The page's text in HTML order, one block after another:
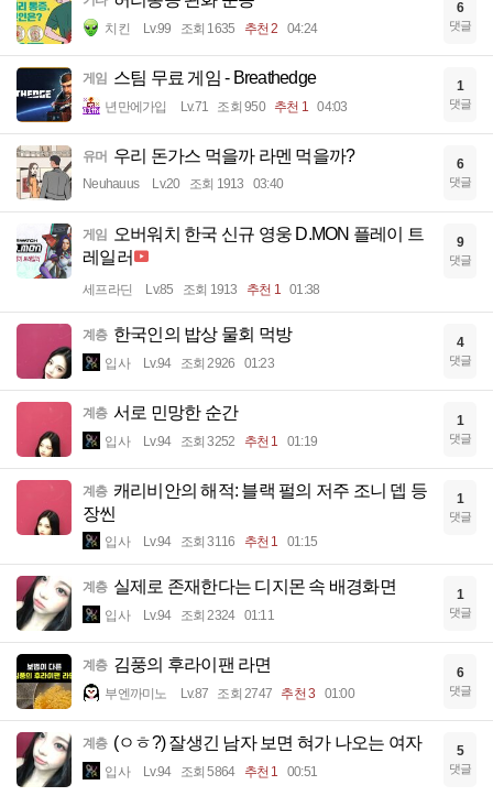
치킨 Lv.99 조회 1635 추천 2 04:24
6
댓글
게임 스팀 무료 게임 - Breathedge
년만에가입 Lv.71 조회 950 추천 1 04:03
1
댓글
유머 우리 돈가스 먹을까 라멘 먹을까?
Neuhauus Lv.20 조회 1913 03:40
6
댓글
게임 오버워치 한국 신규 영웅 D.MON 플레이 트
레일러
세프라딘 Lv.85 조회 1913 추천 1 01:38
9
댓글
계층 한국인의 밥상 물회 먹방
입사 Lv.94 조회 2926 01:23
4
댓글
계층 서로 민망한 순간
입사 Lv.94 조회 3252 추천 1 01:19
1
댓글
계층 캐리비안의 해적: 블랙 펄의 저주 조니 뎁 등
장씬
입사 Lv.94 조회 3116 추천 1 01:15
1
댓글
계층 실제로 존재한다는 디지몬 속 배경화면
입사 Lv.94 조회 2324 01:11
1
댓글
계층 김풍의 후라이팬 라면
부엔까미노 Lv.87 조회 2747 추천 3 01:00
6
댓글
계층 (ㅇㅎ?) 잘생긴 남자 보면 혀가 나오는 여자
입사 Lv.94 조회 5864 추천 1 00:51
5
댓글